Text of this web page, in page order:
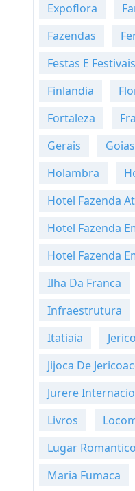
Expoflora
Fazendas
Festas E Festivais
Finlandia
Fortaleza
Gerais
Goias
Holambra
Hotel Fazenda
Hotel Fazenda
Hotel Fazenda
Ilha Da Franca
Infraestrutura
Itatiaia
Jijoca De
Jurere
Livros
Lugar Romantico
Maria Fumaca